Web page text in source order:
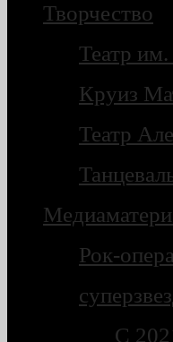
Творчество
Театр
Круиз
Театр
Рок-
С